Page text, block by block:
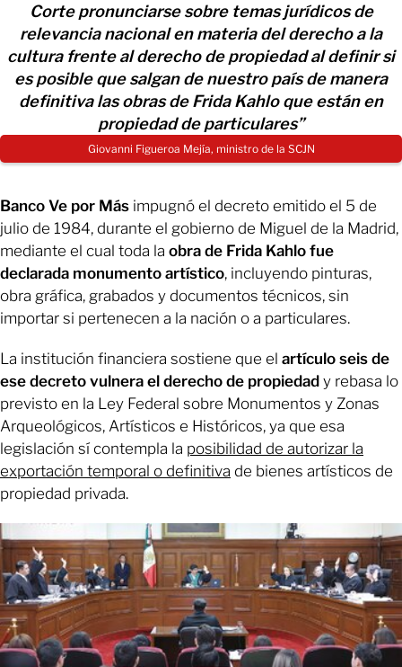
Corte pronunciarse sobre temas jurídicos de
relevancia nacional en materia del derecho a la
cultura frente al derecho de propiedad al definir si
es posible que salgan de nuestro país de manera
definitiva las obras de Frida Kahlo que están en
propiedad de particulares”
Giovanni Figueroa Mejía, ministro de la SCJN
Banco Ve por Más impugnó el decreto emitido el 5 de
julio de 1984, durante el gobierno de Miguel de la Madrid,
mediante el cual toda la obra de Frida Kahlo fue
declarada monumento artístico, incluyendo pinturas,
obra gráfica, grabados y documentos técnicos, sin
importar si pertenecen a la nación o a particulares.
La institución financiera sostiene que el artículo seis de
ese decreto vulnera el derecho de propiedad y rebasa lo
previsto en la Ley Federal sobre Monumentos y Zonas
Arqueológicos, Artísticos e Históricos, ya que esa
legislación sí contempla la posibilidad de autorizar la
exportación temporal o definitiva de bienes artísticos de
propiedad privada.